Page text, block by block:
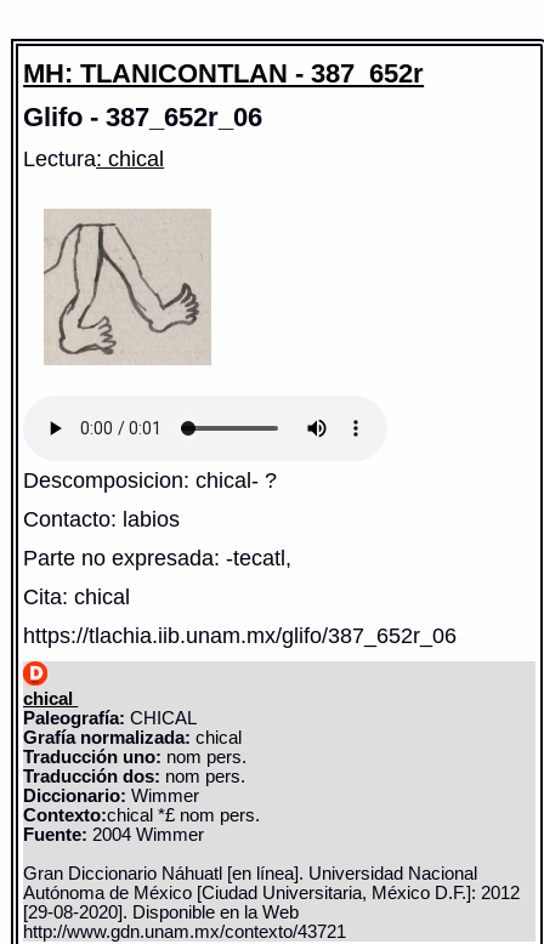
MH: TLANICONTLAN - 387_652r
Glifo - 387_652r_06
Lectura: chical
Descomposicion: chical- ?
Contacto: labios
Parte no expresada: -tecatl,
Cita: chical
https://tlachia.iib.unam.mx/glifo/387_652r_06
chical
Paleografía: CHICAL
Grafía normalizada: chical
Traducción uno: nom pers.
Traducción dos: nom pers.
Diccionario:Wimmer
Contexto:chical *£ nom pers.
Fuente: 2004 Wimmer
Gran Diccionario Náhuatl [en línea]. Universidad Nacional
Autónoma de México [Ciudad Universitaria, México D.F.]: 2012
[29-08-2020]. Disponible en la Web
http://www.gdn.unam.mx/contexto/43721